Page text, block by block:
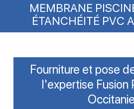
MEMBRANE
ÉTANCHÉITÉ PVC
Fourniture et pose
l'expertise Fusion
Occitanie